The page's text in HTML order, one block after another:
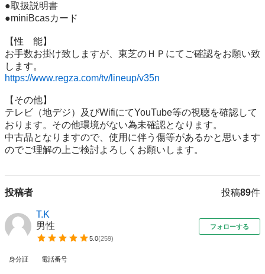
●取扱説明書
●miniBcasカード
【性　能】
お手数お掛け致しますが、東芝のＨＰにてご確認をお願い致
https://www.regza.com/tv/lineup/v35n
【その他】
テレビ（地デジ）及びWifiにてYouTube等の視聴を確認して
おります。その他環境がない為未確認となります。
中古品となりますので、使用に伴う傷等があるかと思います
のでご理解の上ご検討よろしくお願いします。
投稿者 投稿89件
T.K
男性
5.0(259)
フォローする
身分証 電話番号